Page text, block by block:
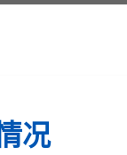
况